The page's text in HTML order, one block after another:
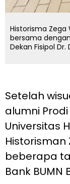
Historisma Zega
bersama dengan
Dekan Fisipol Dr.
Setelah
alumni Prodi
Universitas
Historisman
beberapa
Bank BUMN